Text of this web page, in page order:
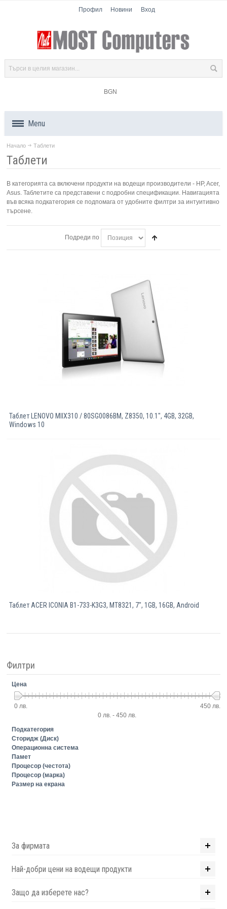
Профил Новини Вход
BGN
Menu
Продукти
Лаптопи
Начало Таблети
Таблети
В категорията са включени продукти на водещи производители - HP, Acer,
Asus. Таблетите са представени с подробни спецификации. Навигацията
във всяка подкатегория се подпомага от удобните филтри за интуитивно
търсене.
Подреди по
Таблет LENOVO MIIX310 / 80SG0086BM, Z8350, 10.1", 4GB, 32GB,
Windows 10
Таблет ACER ICONIA B1-733-K3G3, MT8321, 7", 1GB, 16GB, Android
Филтри
Цена
0 лв.
450 лв.
0 лв. - 450 лв.
Подкатегория
Сторидж (Диск)
Операционна система
Памет
Процесор (честота)
Процесор (марка)
Размер на екрана
За фирмата
Най-добри цени на водещи продукти
Защо да изберете нас?